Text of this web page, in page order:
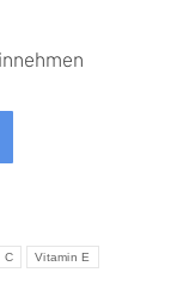
C Vitamin E